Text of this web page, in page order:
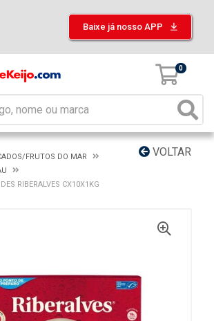
Baixe já nosso APP
0
VOLTAR
FRUTOS DO MAR
RIBERALVES CX10X1KG